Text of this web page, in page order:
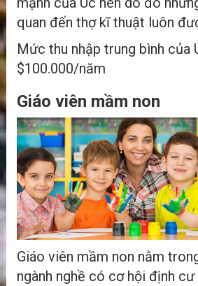
quan đến thợ kĩ thuật luôn
Mức thu nhập trung bình của
$100.000/năm
Giáo viên mầm non
Giáo viên mầm non nằm
ngành nghề có cơ hội định